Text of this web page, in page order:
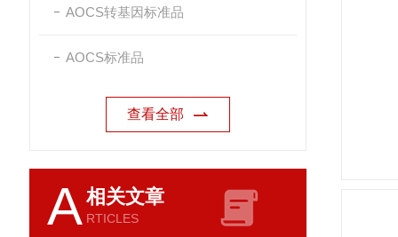
AOCS转基因标准品
AOCS标准品
查看全部
A相关文章
RTICLES